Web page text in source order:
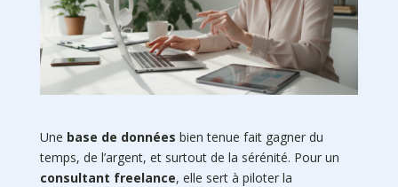
Une base de données bien tenue fait gagner du
temps, de l’argent, et surtout de la sérénité. Pour un
consultant freelance, elle sert à piloter la